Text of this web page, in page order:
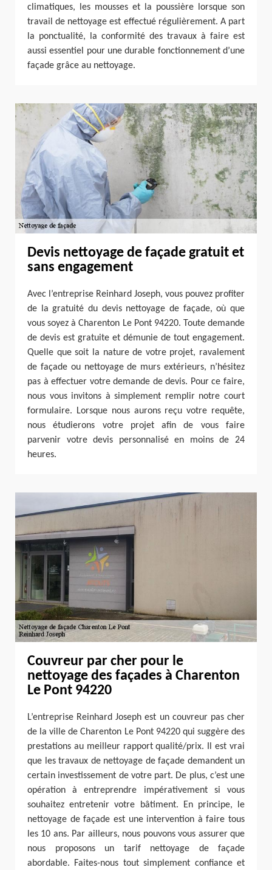
climatiques, les mousses et la poussière lorsque son
travail de nettoyage est effectué régulièrement. A part
la ponctualité, la conformité des travaux à faire est
aussi essentiel pour une durable fonctionnement d’une
façade grâce au nettoyage.
Devis nettoyage de façade gratuit et
sans engagement
Avec l’entreprise Reinhard Joseph, vous pouvez profiter
de la gratuité du devis nettoyage de façade, où que
vous soyez à Charenton Le Pont 94220. Toute demande
de devis est gratuite et démunie de tout engagement.
Quelle que soit la nature de votre projet, ravalement
de façade ou nettoyage de murs extérieurs, n’hésitez
pas à effectuer votre demande de devis. Pour ce faire,
nous vous invitons à simplement remplir notre court
formulaire. Lorsque nous aurons reçu votre requête,
nous étudierons votre projet afin de vous faire
parvenir votre devis personnalisé en moins de 24
heures.
Couvreur par cher pour le
nettoyage des façades à Charenton
Le Pont 94220
L’entreprise Reinhard Joseph est un couvreur pas cher
de la ville de Charenton Le Pont 94220 qui suggère des
prestations au meilleur rapport qualité/prix. Il est vrai
que les travaux de nettoyage de façade demandent un
certain investissement de votre part. De plus, c’est une
opération à entreprendre impérativement si vous
souhaitez entretenir votre bâtiment. En principe, le
nettoyage de façade est une intervention à faire tous
les 10 ans. Par ailleurs, nous pouvons vous assurer que
nous proposons un tarif nettoyage de façade
abordable. Faites-nous tout simplement confiance et